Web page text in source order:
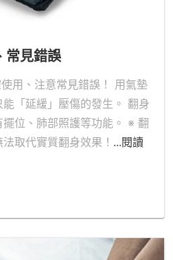
常見錯誤
用、注意常見錯誤！ 用氣墊
「延緩」壓傷的發生。 翻身
位、肺部照護等功能。 ※ 翻
取代實質翻身效果！ ...閱讀